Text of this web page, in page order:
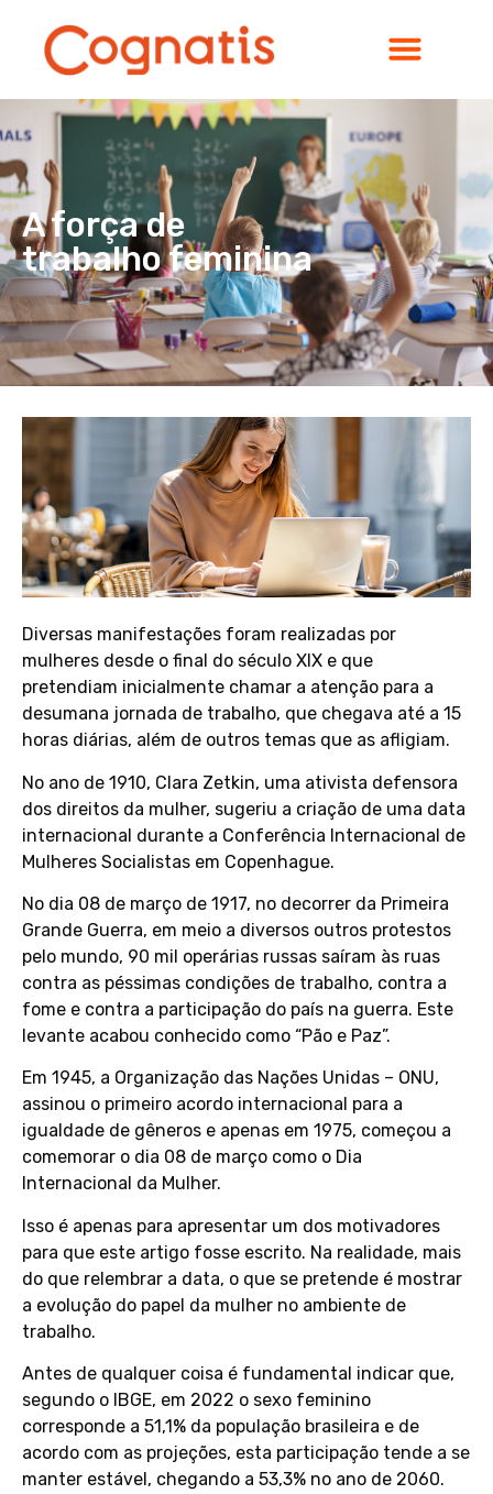
A força de
trabalho feminina
Diversas manifestações foram realizadas por
mulheres desde o final do século XIX e que
pretendiam inicialmente chamar a atenção para a
desumana jornada de trabalho, que chegava até a 15
horas diárias, além de outros temas que as afligiam.
No ano de 1910, Clara Zetkin, uma ativista defensora
dos direitos da mulher, sugeriu a criação de uma data
internacional durante a Conferência Internacional de
Mulheres Socialistas em Copenhague.
No dia 08 de março de 1917, no decorrer da Primeira
Grande Guerra, em meio a diversos outros protestos
pelo mundo, 90 mil operárias russas saíram às ruas
contra as péssimas condições de trabalho, contra a
fome e contra a participação do país na guerra. Este
levante acabou conhecido como “Pão e Paz”.
Em 1945, a Organização das Nações Unidas – ONU,
assinou o primeiro acordo internacional para a
igualdade de gêneros e apenas em 1975, começou a
comemorar o dia 08 de março como o Dia
Internacional da Mulher.
Isso é apenas para apresentar um dos motivadores
para que este artigo fosse escrito. Na realidade, mais
do que relembrar a data, o que se pretende é mostrar
a evolução do papel da mulher no ambiente de
trabalho.
Antes de qualquer coisa é fundamental indicar que,
segundo o IBGE, em 2022 o sexo feminino
corresponde a 51,1% da população brasileira e de
acordo com as projeções, esta participação tende a se
manter estável, chegando a 53,3% no ano de 2060.